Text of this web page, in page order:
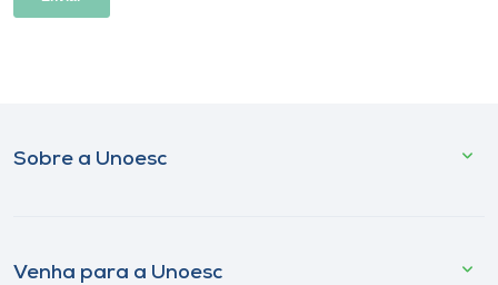
Sobre a Unoesc
Venha para a Unoesc